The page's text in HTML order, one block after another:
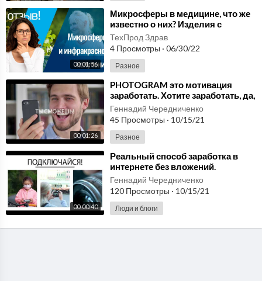
00:01:56
⁣Микросферы в медицине, что же
известно о них? Изделия с
микросферами прямо в
домашних условиях!
ТехПрод Здрав
4 Просмотры · 06/30/22
Разное
00:01:26
⁣PHOTOGRAM это мотивация
заработать. Хотите заработать, да,
я хочу заработать. Работа прямо
из дома
Геннадий Чередниченко
45 Просмотры · 10/15/21
Разное
00:00:40
⁣Реальный способ заработка в
интернете без вложений.
Заработать сейчас, заработать
фотографируя.
Геннадий Чередниченко
120 Просмотры · 10/15/21
Люди и блоги